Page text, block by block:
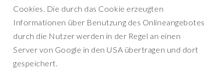
Cookies. Die durch das Cookie erzeugten
Informationen über Benutzung des Onlineangebotes
durch die Nutzer werden in der Regel an einen
Server von Google in den USA übertragen und dort
gespeichert.